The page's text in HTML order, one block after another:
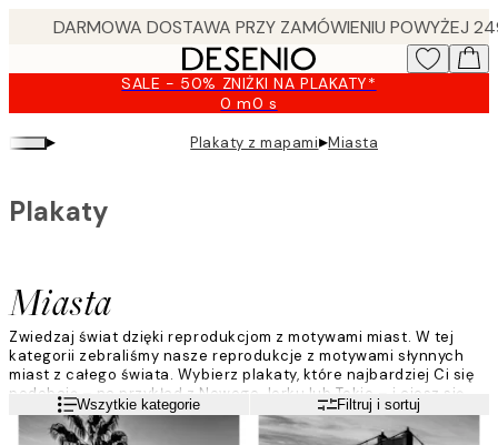
SALE - 50% ZNIŻKI NA PLAKATY*
0 m0 s
Ważny
2026-
▸ Plakaty z mapami▸Miasta
Miasta
Plakaty
Zwiedzaj świat dzięki reprodukcjom z motywami miast. W tej
kategorii zebraliśmy nasze reprodukcje z motywami słynnych
miast z całego świata. Wybierz plakaty, które najbardziej Ci się
podobają – na przykład z Nowego Jorku lub Tokio – i ciesz się
widokiem na swoje ulubione miasto we własnym domu.
Czytaj więcejWszytkie kategorie Filtruj i sortuj